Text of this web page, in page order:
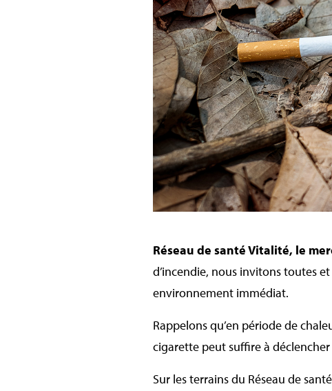
Réseau de santé Vitalité, le
d’incendie, nous invitons toutes
environnement immédiat.
Rappelons qu’en période de
cigarette peut suffire à
Sur les terrains du Réseau de